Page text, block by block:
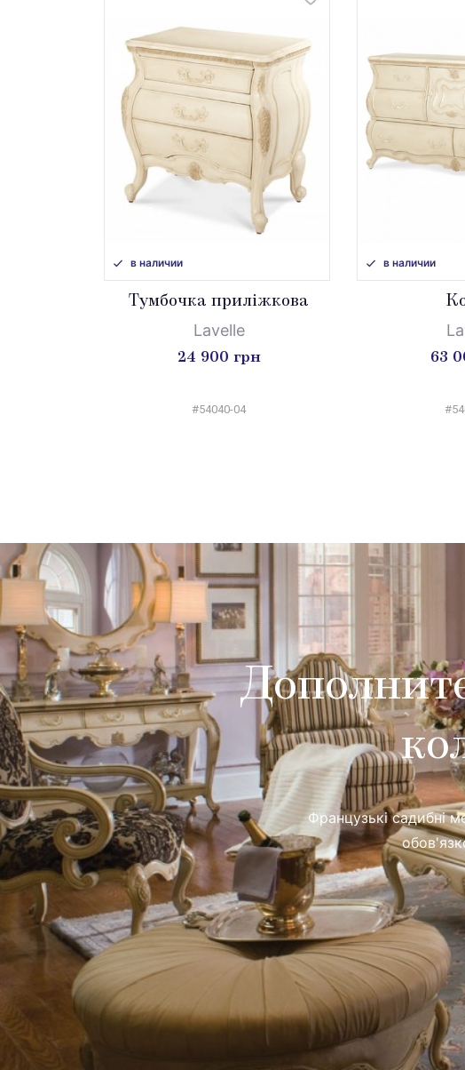
в наличии
Тумбочка приліжкова
Lavelle
24 900 грн
#54040-04
в наличии
63
Французькі садибні